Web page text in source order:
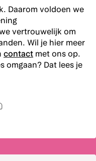
Daarom voldoen we
vertrouwelijk om
Wil je hier meer
contact met ons op.
omgaan? Dat lees je